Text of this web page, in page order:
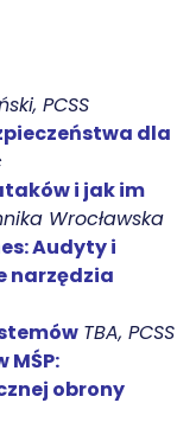
PCSS
dla
i jak im
Wrocławska
Audyty i
narzędzia
TBA, PCSS
MŚP:
obrony